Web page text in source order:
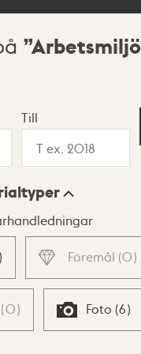
Arbetsmiljö
Till
) Föremål (0)
(0) Foto (6)